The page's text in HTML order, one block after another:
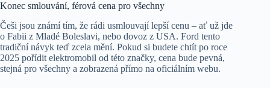
Konec smlouvání, férová cena pro všechny
Češi jsou známí tím, že rádi usmlouvají lepší cenu – ať už jde
o Fabii z Mladé Boleslavi, nebo dovoz z USA. Ford tento
tradiční návyk teď zcela mění. Pokud si budete chtít po roce
2025 pořídit elektromobil od této značky, cena bude pevná,
stejná pro všechny a zobrazená přímo na oficiálním webu.